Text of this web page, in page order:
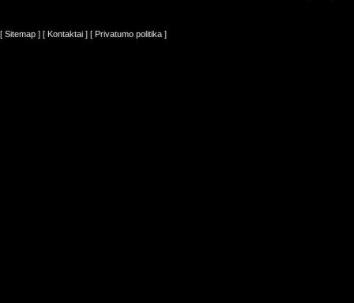
[ Sitemap ] [ Kontaktai ] [ Privatumo politika ]